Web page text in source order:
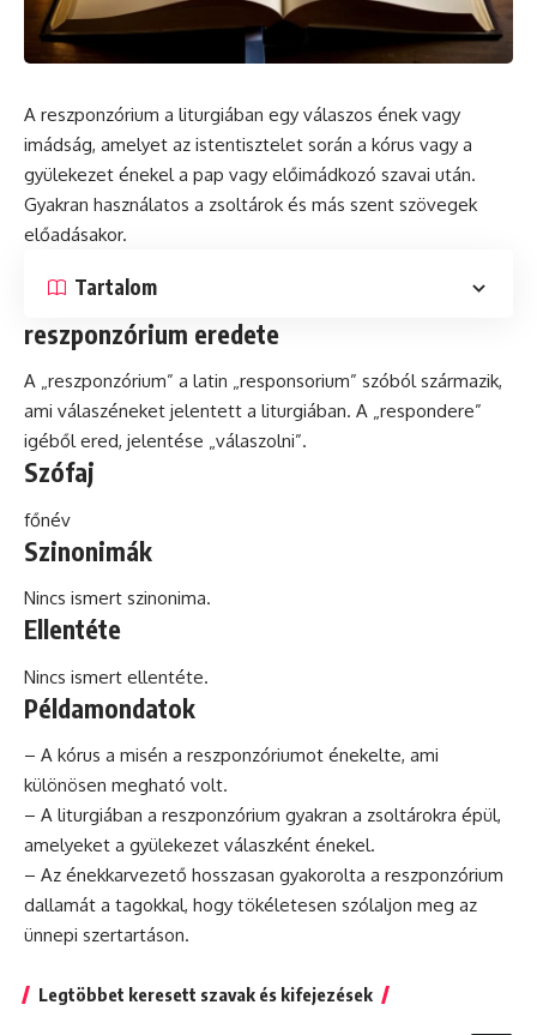
A reszponzórium a liturgiában egy válaszos ének vagy
imádság, amelyet az istentisztelet során a kórus vagy a
gyülekezet énekel a pap vagy előimádkozó szavai után.
Gyakran használatos a zsoltárok és más szent szövegek
előadásakor.
Tartalom
reszponzórium eredete
A „reszponzórium” a latin „responsorium” szóból származik,
ami válaszéneket jelentett a liturgiában. A „respondere”
igéből ered, jelentése „válaszolni”.
Szófaj
főnév
Szinonimák
Nincs ismert szinonima.
Ellentéte
Nincs ismert ellentéte.
Példamondatok
– A kórus a misén a reszponzóriumot énekelte, ami
különösen megható volt.
– A liturgiában a reszponzórium gyakran a zsoltárokra épül,
amelyeket a gyülekezet válaszként énekel.
– Az énekkarvezető hosszasan gyakorolta a reszponzórium
dallamát a tagokkal, hogy tökéletesen szólaljon meg az
ünnepi szertartáson.
Legtöbbet keresett szavak és kifejezések